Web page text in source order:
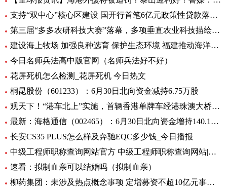
支持“双中心”核心区建设 国开行首笔6亿元政策性贷款落地-天天亮点
第三届“多多农研科技大赛”落幕，多项垂直农业科技描绘未来农业图景
建设海上牧场 加强良种选育 保护生态环境 福建推动海洋渔业高质量发展（高质量发展调研行）
今日名师兵法高中版官网（名师兵法好不好）
花屏死机怎么检测_花屏死机 今日热文
桐昆股份（601233）：6月30日北向资金减持6.75万股
观天下！“港车北上”实施，首辆香港单牌车经港珠澳大桥入粤
最新：海格通信（002465）：6月30日北向资金增持140.12万股
长安CS35 PLUS怎么样及奔驰EQC多少钱_今日播报
中级工程师职称查询网站官方 中级工程师职称查询网站|世界今日讯
速看：拟制血亲可以结婚吗（拟制血亲）
柳药集团：未涉及热点概念事项 定增募资不超10亿元事项目前处于审核阶段 环球速看